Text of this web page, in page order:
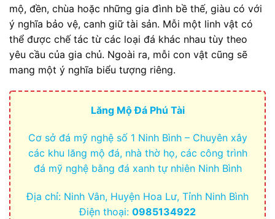
mộ, đền, chùa hoặc những gia đình bề thế, giàu có với
ý nghĩa bảo vệ, canh giữ tài sản. Mỗi một linh vật có
thể được chế tác từ các loại đá khác nhau tùy theo
yêu cầu của gia chủ. Ngoài ra, mỗi con vật cũng sẽ
mang một ý nghĩa biểu tượng riêng.
Lăng Mộ Đá Phú Tài
Cơ sở đá mỹ nghệ số 1 Ninh Bình – Chuyên xây
các khu lăng mộ đá, nhà thờ họ, các công trình
đá mỹ nghệ bằng đá xanh tự nhiên Ninh Bình
Địa chỉ: Ninh Vân, Huyện Hoa Lư, Tỉnh Ninh Bình
Điện thoại: 0985134922